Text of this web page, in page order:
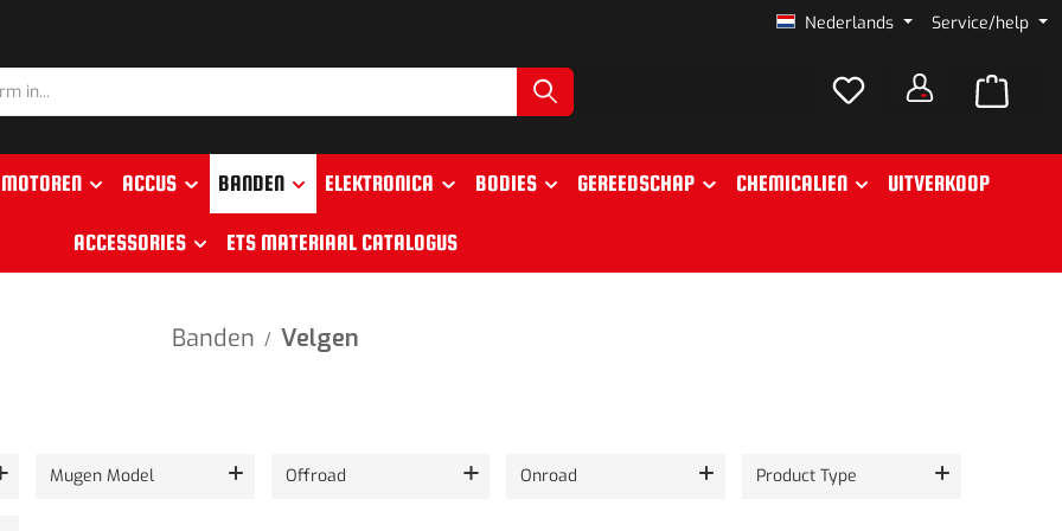
Nederlands Service/help
MOTOREN ACCUS BANDEN ELEKTRONICA BODIES GEREEDSCHAP CHEMICALIEN UITVERKOOP
ACCESSORIES ETS MATERIAAL CATALOGUS
Banden / Velgen
Mugen Model Offroad Onroad Product Type